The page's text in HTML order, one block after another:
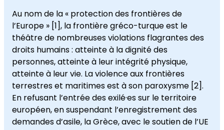
Au nom de la « protection des frontières de
l’Europe » [1], la frontière gréco-turque est le
théâtre de nombreuses violations flagrantes des
droits humains : atteinte à la dignité des
personnes, atteinte à leur intégrité physique,
atteinte à leur vie. La violence aux frontières
terrestres et maritimes est à son paroxysme [2].
En refusant l’entrée des exilé·es sur le territoire
européen, en suspendant l’enregistrement des
demandes d’asile, la Grèce, avec le soutien de l’UE